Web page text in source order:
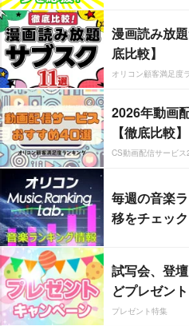
漫画読み放
底比較】
オリコン顧客満足度
2026年動画
【徹底比較】
CS動画配信サービス
毎週の音楽
移をチェック
試写会、登
どプレゼント
プレゼント特集